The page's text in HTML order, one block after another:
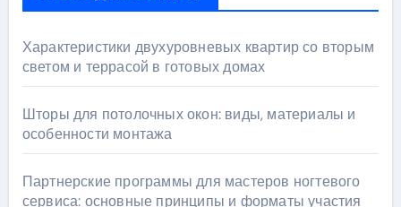
Характеристики двухуровневых квартир со вторым
светом и террасой в готовых домах
Шторы для потолочных окон: виды, материалы и
особенности монтажа
Партнерские программы для мастеров ногтевого
сервиса: основные принципы и форматы участия